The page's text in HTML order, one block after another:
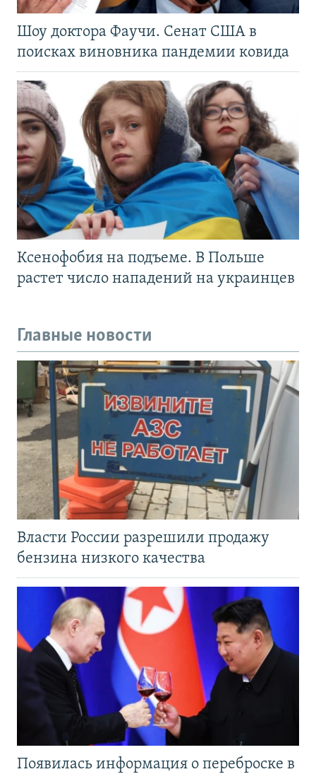
Шоу доктора Фаучи. Сенат США в
поисках виновника пандемии ковида
Ксенофобия на подъеме. В Польше
растет число нападений на украинцев
Главные новости
Власти России разрешили продажу
бензина низкого качества
Появилась информация о переброске в